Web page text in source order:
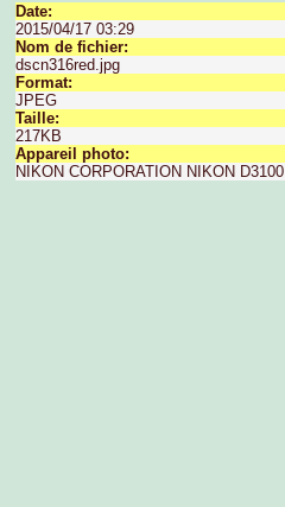
Date:
2015/04/17 03:29
Nom de fichier:
dscn316red.jpg
Format:
JPEG
Taille:
217KB
Appareil photo:
NIKON CORPORATION NIKON D3100